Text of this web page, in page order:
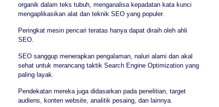
organik dalam teks tubuh, menganalisa kepadatan kata kunci
mengaplikasikan alat dan teknik SEO yang populer.
Peringkat mesin pencari teratas hanya dapat diraih oleh ahli
SEO.
SEO sanggup menerapkan pengalaman, naluri alami dan akal
sehat untuk merancang taktik Search Engine Optimization yang
paling layak.
Pendekatan mereka juga didasarkan pada penelitian, target
audiens, konten website, analitik pesaing, dan lainnya.